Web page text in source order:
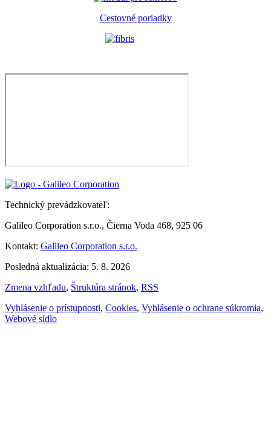
Cestovné poriadky
Technický prevádzkovateľ:
Galileo Corporation s.r.o., Čierna Voda 468, 925 06
Kontakt: Galileo Corporation s.r.o.
Posledná aktualizácia: 5. 8. 2026
Zmena vzhľadu, Štruktúra stránok, RSS
Vyhlásenie o prístupnosti, Cookies, Vyhlásenie o ochrane súkromia,
Webové sídlo